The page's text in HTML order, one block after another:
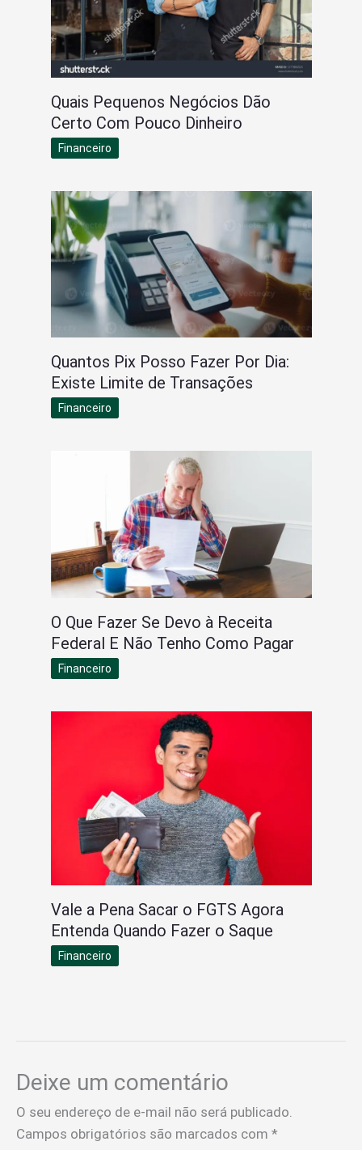
Quais Pequenos Negócios Dão
Certo Com Pouco Dinheiro
Financeiro
Quantos Pix Posso Fazer Por Dia:
Existe Limite de Transações
Financeiro
O Que Fazer Se Devo à Receita
Federal E Não Tenho Como Pagar
Financeiro
Vale a Pena Sacar o FGTS Agora
Entenda Quando Fazer o Saque
Financeiro
Deixe um comentário
O seu endereço de e-mail não será publicado.
Campos obrigatórios são marcados com *